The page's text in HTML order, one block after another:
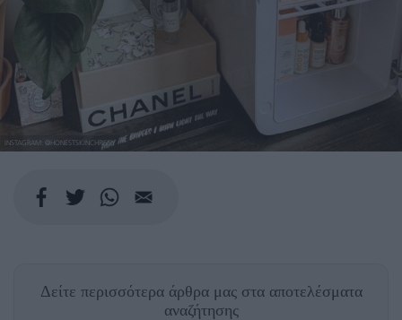
INSTAGRAM: @HONESTSKINCHRISSY
Δείτε περισσότερα άρθρα μας στα αποτελέσματα
αναζήτησης